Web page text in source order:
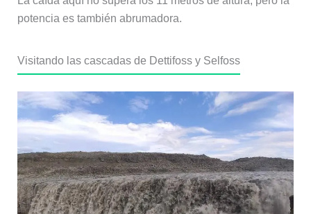
potencia es también abrumadora.
Visitando las cascadas de Dettifoss y Selfoss